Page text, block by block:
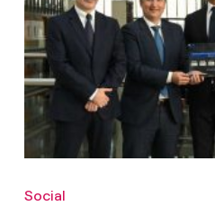
Social